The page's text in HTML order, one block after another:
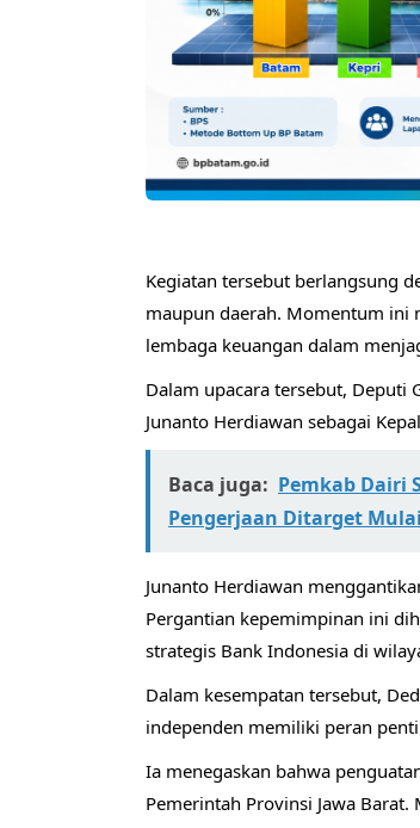
Kegiatan tersebut berlangsung
maupun daerah. Momentum ini
lembaga keuangan dalam
Dalam upacara tersebut, Deputi
Junanto Herdiawan sebagai
Baca juga: Pemkab Dairi
Pengerjaan Ditarget
Junanto Herdiawan
Pergantian kepemimpinan ini
strategis Bank Indonesia di
Dalam kesempatan tersebut,
independen memiliki peran
Ia menegaskan bahwa
Pemerintah Provinsi Jawa